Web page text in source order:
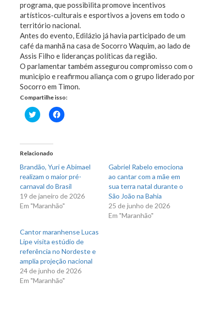
programa, que possibilita promove incentivos
artísticos-culturais e esportivos a jovens em todo o
território nacional.
Antes do evento, Edilázio já havia participado de um
café da manhã na casa de Socorro Waquim, ao lado de
Assis Filho e lideranças políticas da região.
O parlamentar também assegurou compromisso com o
município e reafirmou aliança com o grupo liderado por
Socorro em Timon.
Compartilhe isso:
Clique
para
em
nova
janela)
Clique
para
Relacionado
Brandão, Yuri e Abimael
realizam o maior pré-
carnaval do Brasil
19 de janeiro de 2026
Em "Maranhão"
Gabriel Rabelo emociona
ao cantar com a mãe em
sua terra natal durante o
São João na Bahia
25 de junho de 2026
Em "Maranhão"
Cantor maranhense Lucas
Lipe visita estúdio de
referência no Nordeste e
amplia projeção nacional
24 de junho de 2026
Em "Maranhão"